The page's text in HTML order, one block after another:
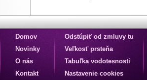
Domov
Novinky
O nás
Kontakt
Odstúpiť od zmluvy tu
Veľkosť prsteňa
Tabuľka vodotesnosti
Nastavenie cookies